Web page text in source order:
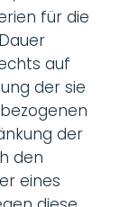
für die
auf
der sie
der
den
eines